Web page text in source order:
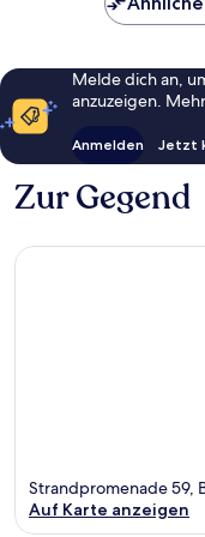
Melde dich an,
anzuzeigen.
Anmelden Jetzt
Zur Gegend
Strandpromenade 59,
Auf Karte anzeigen